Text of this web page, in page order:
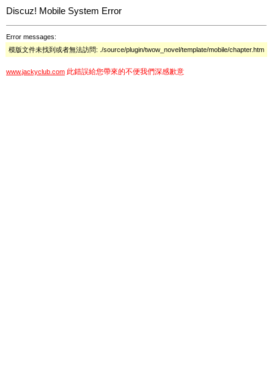
Discuz! Mobile System Error
Error messages:
模版文件未找到或者無法訪問: ./source/plugin/twow_novel/template/mobile/chapter.htm
www.jackyclub.com 此錯誤給您帶來的不便我們深感歉意